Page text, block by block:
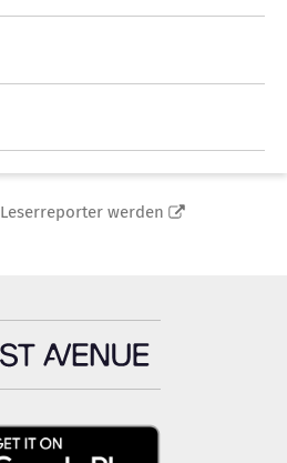
Leserreporter werden